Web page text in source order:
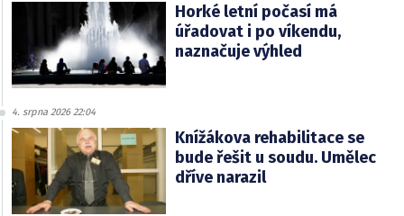
Horké letní počasí má
úřadovat i po víkendu,
naznačuje výhled
4. srpna 2026 22:04
Knížákova rehabilitace se
bude řešit u soudu. Umělec
dříve narazil